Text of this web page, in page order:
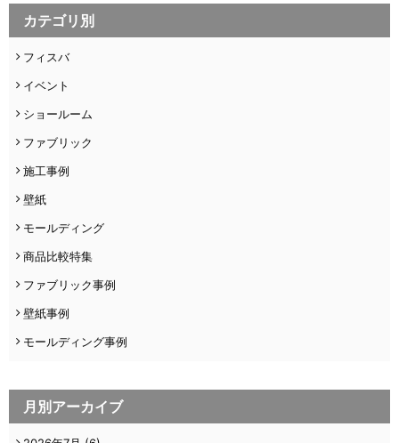
カテゴリ別
フィスバ
イベント
ショールーム
ファブリック
施工事例
壁紙
モールディング
商品比較特集
ファブリック事例
壁紙事例
モールディング事例
月別アーカイブ